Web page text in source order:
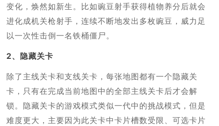
变化，焕然如新生。比如豌豆射手获得植物养分后就会
进化成机关枪射手，连续不断地发出多枚豌豆，威力足
以一次性击倒一名铁桶僵尸。
2、隐藏关卡
除了主线关卡和支线关卡，每张地图都有一个隐藏关
卡，只有在完成当前地图中的全部主线关卡后才会解
锁。隐藏关卡的游戏模式类似一代中的挑战模式，但是
难度更大，主要因为此关卡中卡片槽数受限、可选卡片